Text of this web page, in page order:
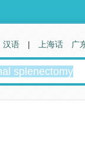
汉语 | 上海话 广